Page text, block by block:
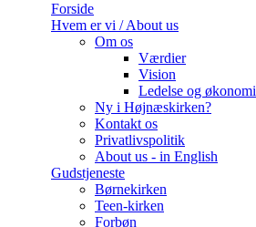
Forside
Hvem er vi / About us
Om os
Værdier
Vision
Ledelse og økonomi
Ny i Højnæskirken?
Kontakt os
Privatlivspolitik
About us - in English
Gudstjeneste
Børnekirken
Teen-kirken
Forbøn